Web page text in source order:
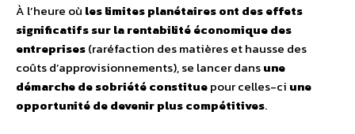
À l’heure où les limites planétaires ont des effets
significatifs sur la rentabilité économique des
entreprises(raréfaction des matières et hausse des
coûts d’approvisionnements), se lancer dansune
démarche de sobriété constituepour celles-ci une
opportunité de devenir plus compétitives.